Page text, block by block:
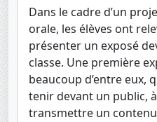
Dans le cadre d’un
orale, les élèves ont
présenter un exposé
classe. Une première
beaucoup d’entre eux,
tenir devant un public,
transmettre un